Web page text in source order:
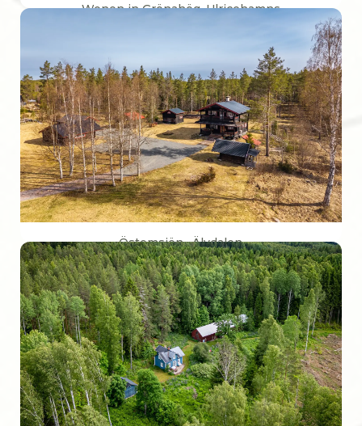
Wonen in Grönahög, Ulricehamns
Perceeloppervlakte
3 Ha
€ 144.215,-
Östomsjön · Älvdalen
Woonoppervlakte
80 m²
Perceeloppervlakte
23.067 m² (2,3 ha)
€ 256.500